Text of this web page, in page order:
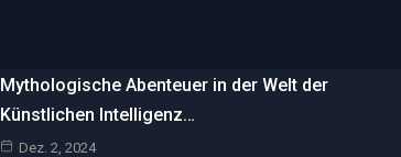
Mythologische Abenteuer in der Welt der
Künstlichen Intelligenz…
Dez. 2, 2024